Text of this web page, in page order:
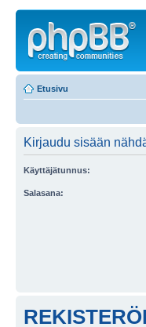
Etusivu
Kirjaudu sisään
Käyttäjätunnus:
Salasana: